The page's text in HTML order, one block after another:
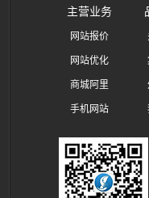
主营业务
网站报价
网站优化
商城阿里
手机网站